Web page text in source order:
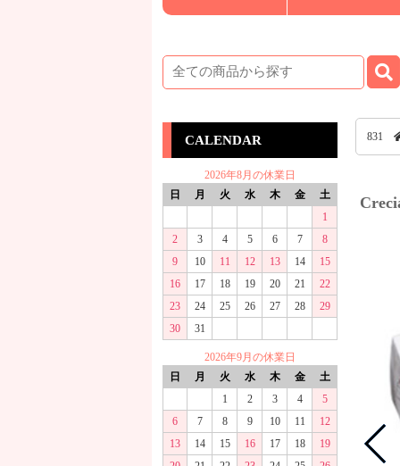
CALENDAR
2026年8月の休業日
日
月 火 水 木 金
土
1
2
3 4 5 6 7
8
9
10 11 12 13 14
15
16
17 18 19 20 21
22
23
24 25 26 27 28
29
30
31
2026年9月の休業日
日
月 火 水 木 金
土
1
2 3 4
5
6
7 8 9 10 11
12
13
14 15 16 17 18
19
831